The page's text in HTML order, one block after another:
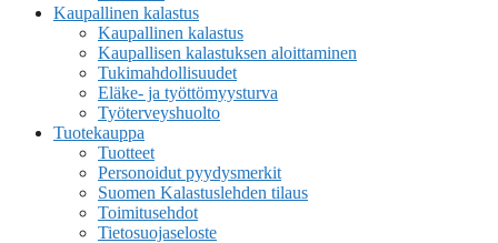
Kaupallinen kalastus
Kaupallinen kalastus
Kaupallisen kalastuksen aloittaminen
Tukimahdollisuudet
Eläke- ja työttömyysturva
Työterveyshuolto
Tuotekauppa
Tuotteet
Personoidut pyydysmerkit
Suomen Kalastuslehden tilaus
Toimitusehdot
Tietosuojaseloste